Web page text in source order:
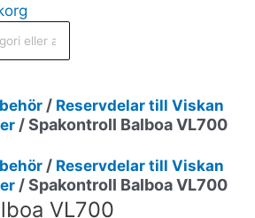
/ Reservdelar till Viskan
/ Spakontroll Balboa VL700
/ Reservdelar till Viskan
/ Spakontroll Balboa VL700
VL700